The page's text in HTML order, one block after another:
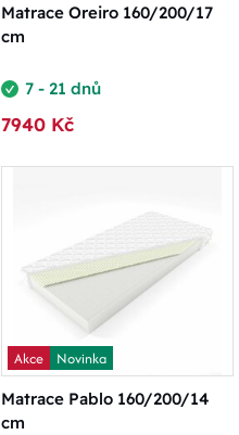
Matrace Oreiro 160/200/17
cm
7 - 21 dnů
7940 Kč
Akce
Novinka
Matrace Pablo 160/200/14
cm